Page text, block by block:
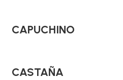
CAPUCHINO
CASTAÑA